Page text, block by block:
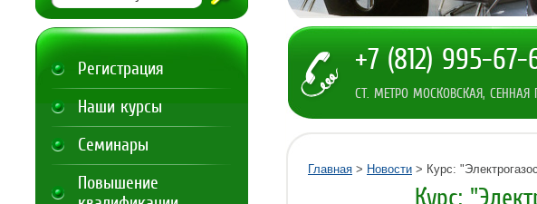
+7 (812) 995-67-
СТ. МЕТРО МОСКОВСКАЯ,
Главная > Новости > Курс:
Курс:
Регистрация
Наши курсы
Семинары
Повышение